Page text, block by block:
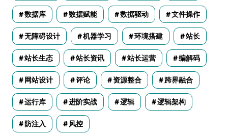
数据库 数据赋能 数据驱动 文件操作
无障碍设计 机器学习 环境搭建 站长
站长生态 站长资讯 站长运营 编解码
网站设计 评论 资源整合 跨界融合
运行库 进阶实战 逻辑 逻辑架构
防注入 风控